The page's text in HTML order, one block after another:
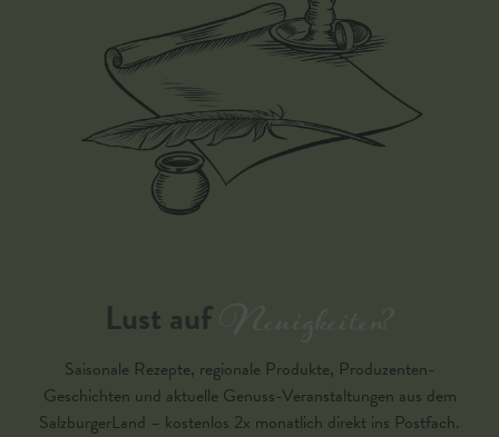
Lust aufNeuigkeiten?
Saisonale Rezepte, regionale Produkte, Produzenten-
Geschichten und aktuelle Genuss-Veranstaltungen aus dem
SalzburgerLand – kostenlos 2x monatlich direkt ins Postfach.